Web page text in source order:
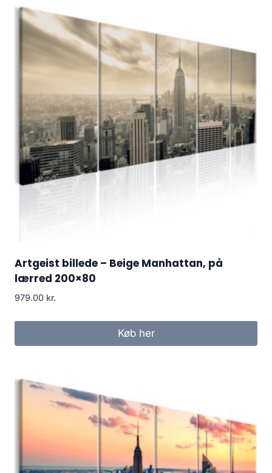
Artgeist billede – Beige Manhattan, på
lærred 200×80
979.00 kr.
Køb her